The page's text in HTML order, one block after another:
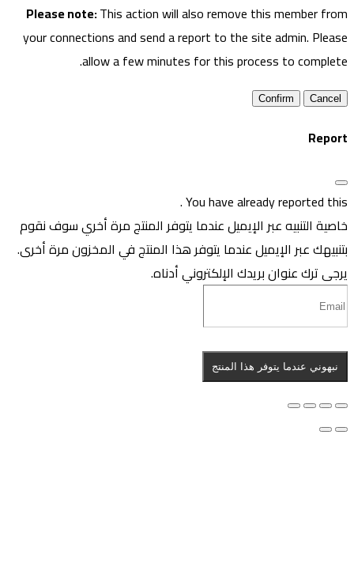
Please note:This action will also remove this member
your connections and send a report to the site admin.
allow a few minutes for this process to
Confirm
You have already reported
.
التنبيه عبر الإيميل عندما يتوفر المنتج مرة أخريسوف نقوم
عبر الإيميل عندما يتوفر هذا المنتج في المخزون مرة أخرى.
ترك عنوان بريدك الإلكتروني أدناه.
نبهوني عندما يتوفر هذا المنتج